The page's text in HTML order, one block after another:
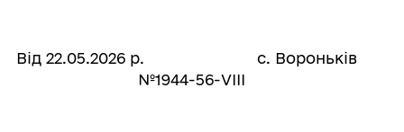
Від 22.05.2026 р. с. Вороньків
№1944-56-VІІІ